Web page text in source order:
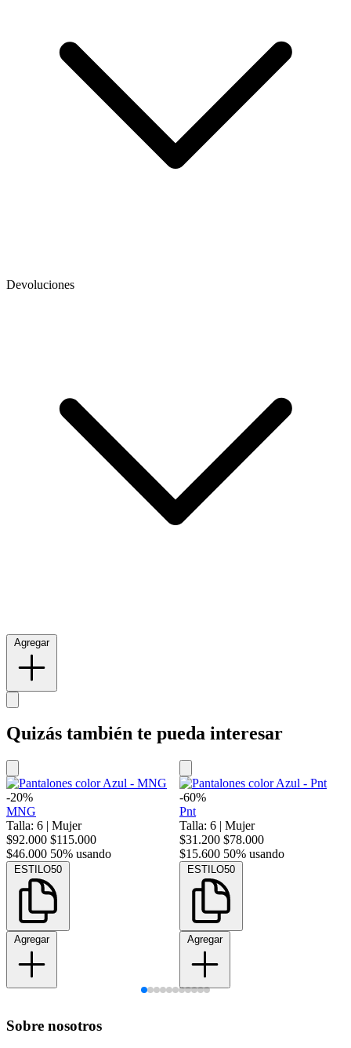
Devoluciones
Agregar
Quizás también te pueda interesar
-20%
MNG
Talla: 6 | Mujer
$92.000 $115.000
$46.000 50% usando
ESTILO50
Agregar
-60%
Pnt
Talla: 6 | Mujer
$31.200 $78.000
$15.600 50% usando
ESTILO50
Agregar
Sobre nosotros